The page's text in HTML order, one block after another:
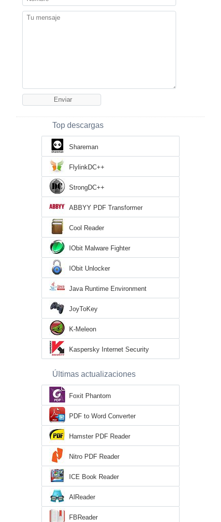
Top descargas
Shareman
FlylinkDC++
StrongDC++
ABBYY PDF Transformer
Cool Reader
IObit Malware Fighter
IObit Unlocker
Java Runtime Environment
JoyToKey
K-Meleon
Kaspersky Internet Security
Últimas actualizaciones
Foxit Phantom
PDF to Word Converter
Hamster PDF Reader
Nitro PDF Reader
ICE Book Reader
AlReader
FBReader